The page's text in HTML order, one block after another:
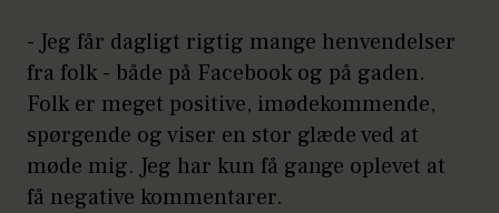
- Jeg får dagligt rigtig mange henvendelser
fra folk - både på Facebook og på gaden.
Folk er meget positive, imødekommende,
spørgende og viser en stor glæde ved at
møde mig. Jeg har kun få gange oplevet at
få negative kommentarer.